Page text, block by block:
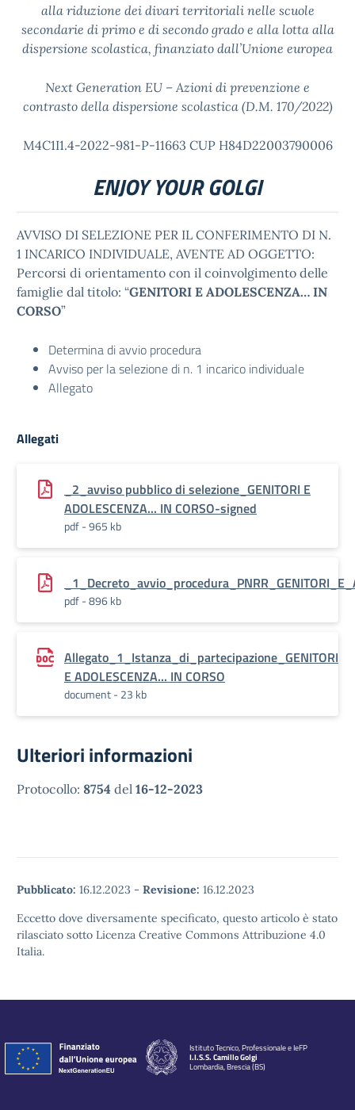
alla riduzione dei divari territoriali nelle scuole
secondarie di primo e di secondo grado e alla lotta alla
dispersione scolastica, finanziato dall’Unione europea
Next Generation EU – Azioni di prevenzione e
contrasto della dispersione scolastica (D.M. 170/2022)
M4C1I1.4-2022-981-P-11663 CUP H84D22003790006
ENJOY YOUR GOLGI
AVVISO DI SELEZIONE PER IL CONFERIMENTO DI N.
1 INCARICO INDIVIDUALE, AVENTE AD OGGETTO:
Percorsi di orientamento con il coinvolgimento delle
famiglie dal titolo: “GENITORI E ADOLESCENZA… IN
CORSO”
Determina di avvio procedura
Avviso per la selezione di n. 1 incarico individuale
Allegato
Allegati
_2_avviso pubblico di selezione_GENITORI E
ADOLESCENZA... IN CORSO-signed
pdf - 965 kb
pdf - 896 kb
Allegato_1_Istanza_di_partecipazione_GENITORI
E ADOLESCENZA... IN CORSO
document - 23 kb
Ulteriori informazioni
Protocollo: 8754 del 16-12-2023
Pubblicato: 16.12.2023 - Revisione: 16.12.2023
Eccetto dove diversamente specificato, questo articolo è stato
rilasciato sotto Licenza Creative Commons Attribuzione 4.0
Italia.
Istituto Tecnico, Professionale e IeFP
I.I.S.S. Camillo Golgi
Lombardia, Brescia (BS)